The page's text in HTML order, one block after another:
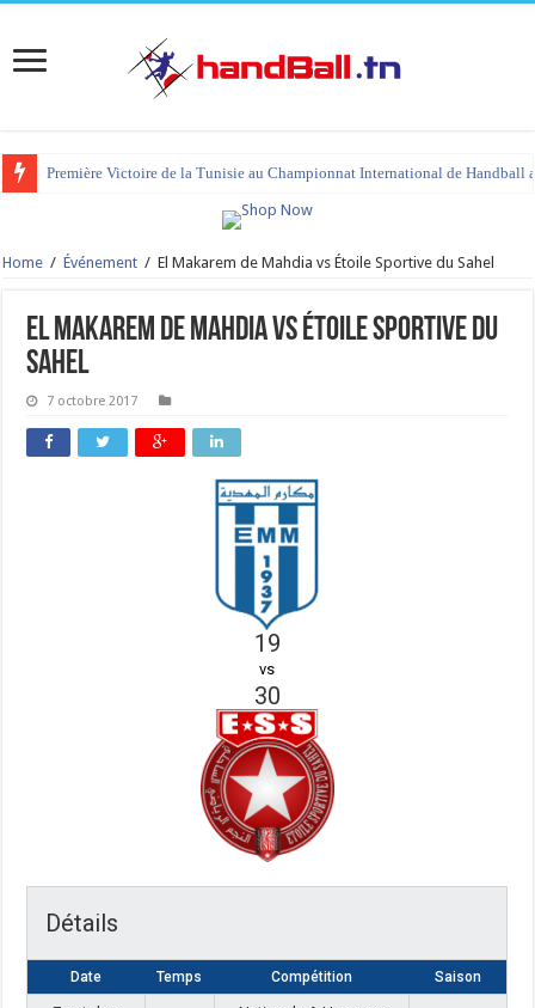
Première Victoire de la Tunisie au Championnat International de Handball
Home / Événement / El Makarem de Mahdia vs Étoile Sportive du Sahel
El Makarem de Mahdia vs Étoile Sportive du
Sahel
7 octobre 2017
19
vs
30
Détails
Date Temps Compétition Saison